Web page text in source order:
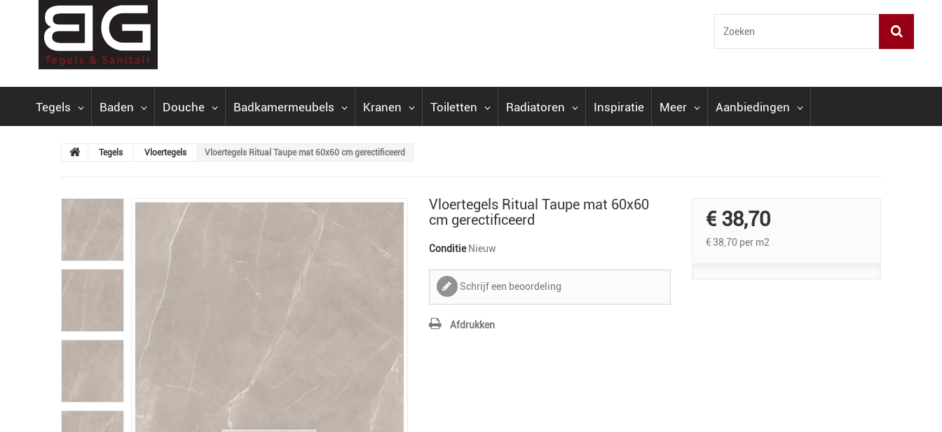
Tegels Baden Douche Badkamermeubels Kranen Toiletten Radiatoren Inspiratie Meer Aanbiedingen
Tegels Vloertegels Vloertegels Ritual Taupe mat 60x60 cm gerectificeerd
Vloertegels Ritual Taupe mat 60x60
cm gerectificeerd
Conditie Nieuw
Schrijf een beoordeling
Afdrukken
€ 38,70
€ 38,70 per m2